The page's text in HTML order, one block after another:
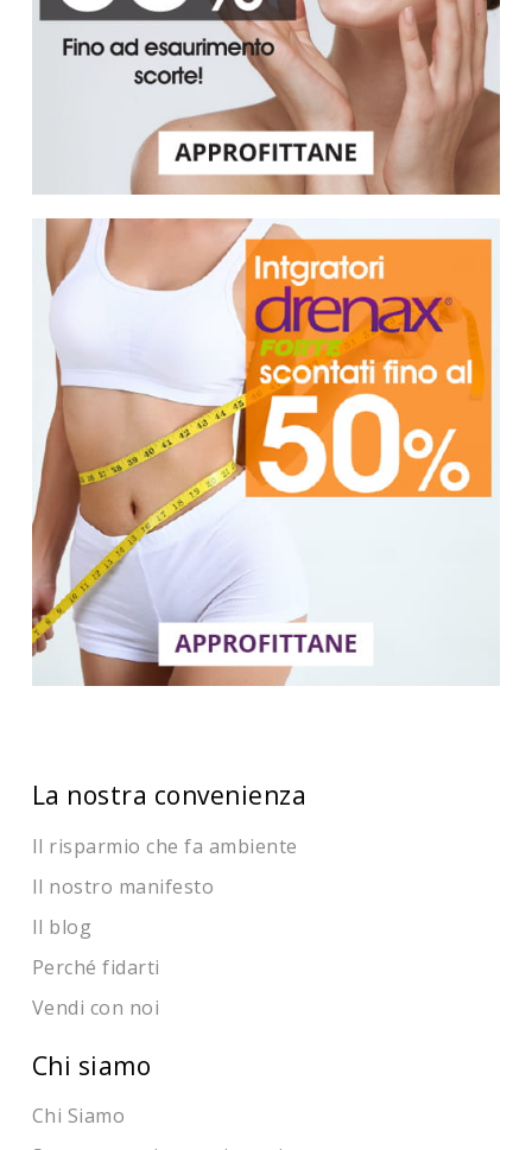
La nostra convenienza
Il risparmio che fa ambiente
Il nostro manifesto
Il blog
Perché fidarti
Vendi con noi
Chi siamo
Chi Siamo